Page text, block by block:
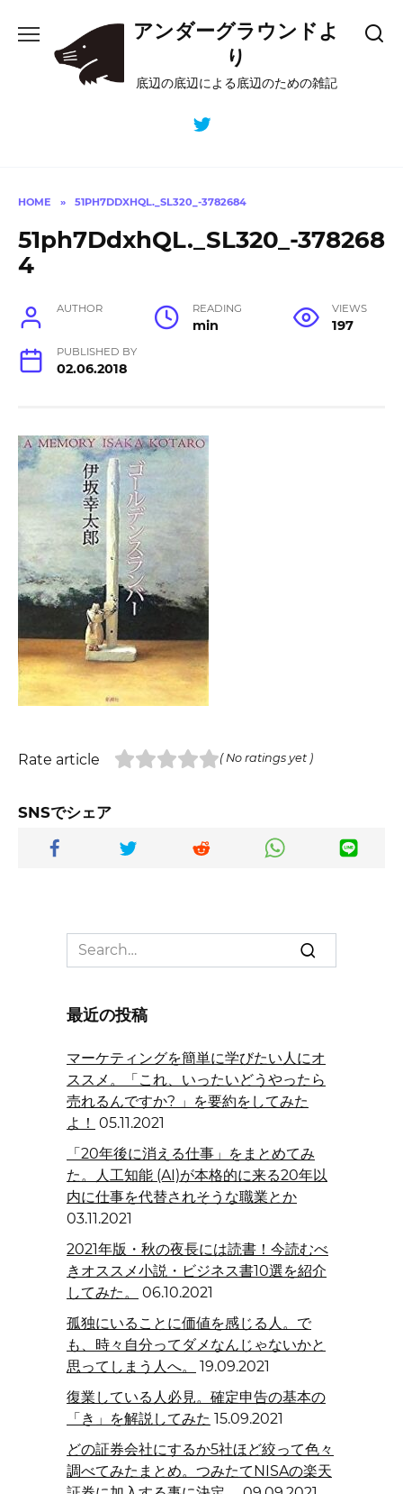
content
アンダーグラウンドよ
り
底辺の底辺による底辺のための雑記
HOME » 51PH7DDXHQL._SL320_-3782684
51ph7DdxhQL._SL320_-378268
4
AUTHOR READING
min
VIEWS
197
PUBLISHED BY
02.06.2018
Rate article ( No ratings yet )
SNSでシェア
Search
for:
最近の投稿
マーケティングを簡単に学びたい人にオ
ススメ。「これ、いったいどうやったら
売れるんですか? 」を要約をしてみた
よ！ 05.11.2021
「20年後に消える仕事」をまとめてみ
た。人工知能 (AI)が本格的に来る20年以
内に仕事を代替されそうな職業とか
03.11.2021
2021年版・秋の夜長には読書！今読むべ
きオススメ小説・ビジネス書10選を紹介
してみた。
06.10.2021
孤独にいることに価値を感じる人。で
も、時々自分ってダメなんじゃないかと
思ってしまう人へ。
19.09.2021
復業している人必見。確定申告の基本の
「き」を解説してみた 15.09.2021
どの証券会社にするか5社ほど絞って色々
調べてみたまとめ。つみたてNISAの楽天